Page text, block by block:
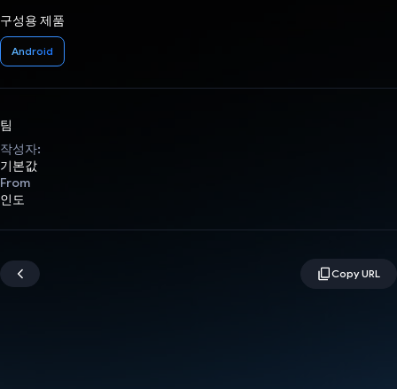
구성용 제품
Android
팀
작성자:
기본값
From
인도